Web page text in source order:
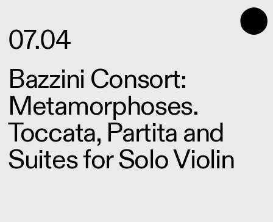
⬤
07.04
Bazzini Consort:
Metamorphoses.
Toccata, Partita and
Suites for Solo Violin